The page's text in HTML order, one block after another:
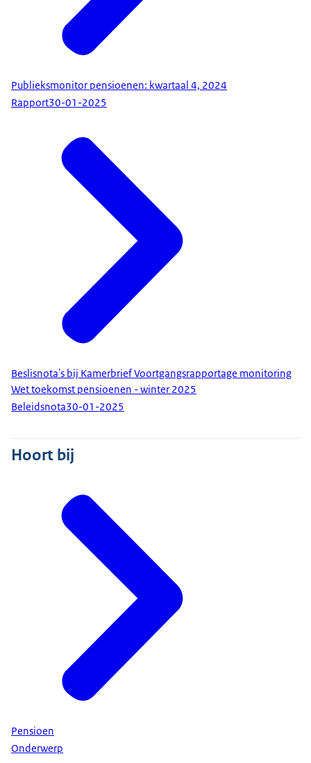
Publieksmonitor pensioenen: kwartaal 4, 2024
Rapport30-01-2025
Beslisnota's bij Kamerbrief Voortgangsrapportage monitoring
Wet toekomst pensioenen - winter 2025
Beleidsnota30-01-2025
Hoort bij
Pensioen
Onderwerp